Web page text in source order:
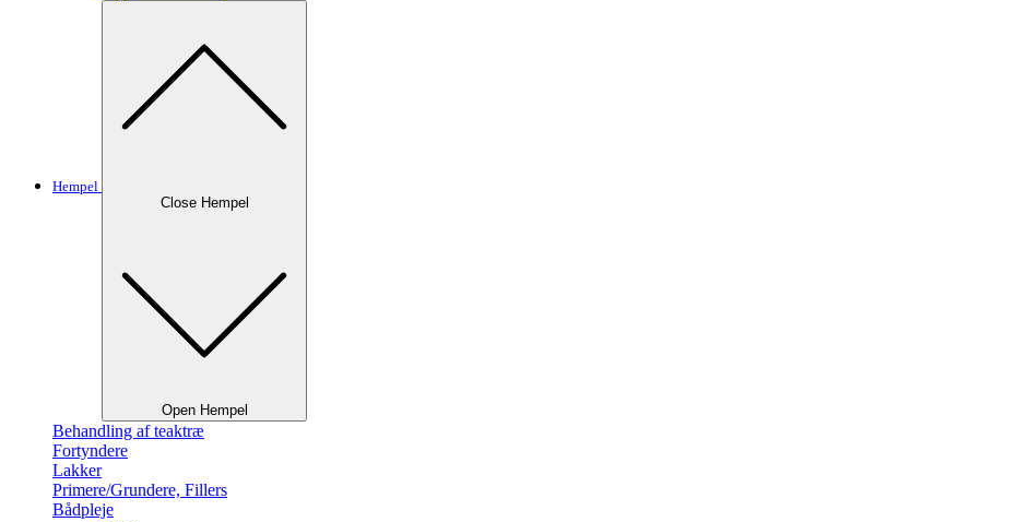
Hempel
Close Hempel
Open Hempel
Behandling af teaktræ
Fortyndere
Lakker
Primere/Grundere, Fillers
Bådpleje